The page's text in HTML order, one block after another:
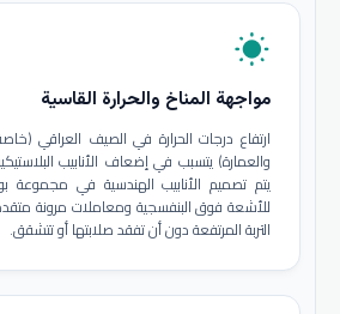
wb_sunny
مواجهة المناخ والحرارة القاسية
ارتفاع درجات الحرارة في الصيف العراقي
والعمارة) يتسبب في إضعاف الأنابيب البلاستيكية
يتم تصميم الأنابيب الهندسية في مجموعة
للأشعة فوق البنفسجية ومعاملات مرونة
التربة المرتفعة دون أن تفقد صلابتها أو تتشقق.